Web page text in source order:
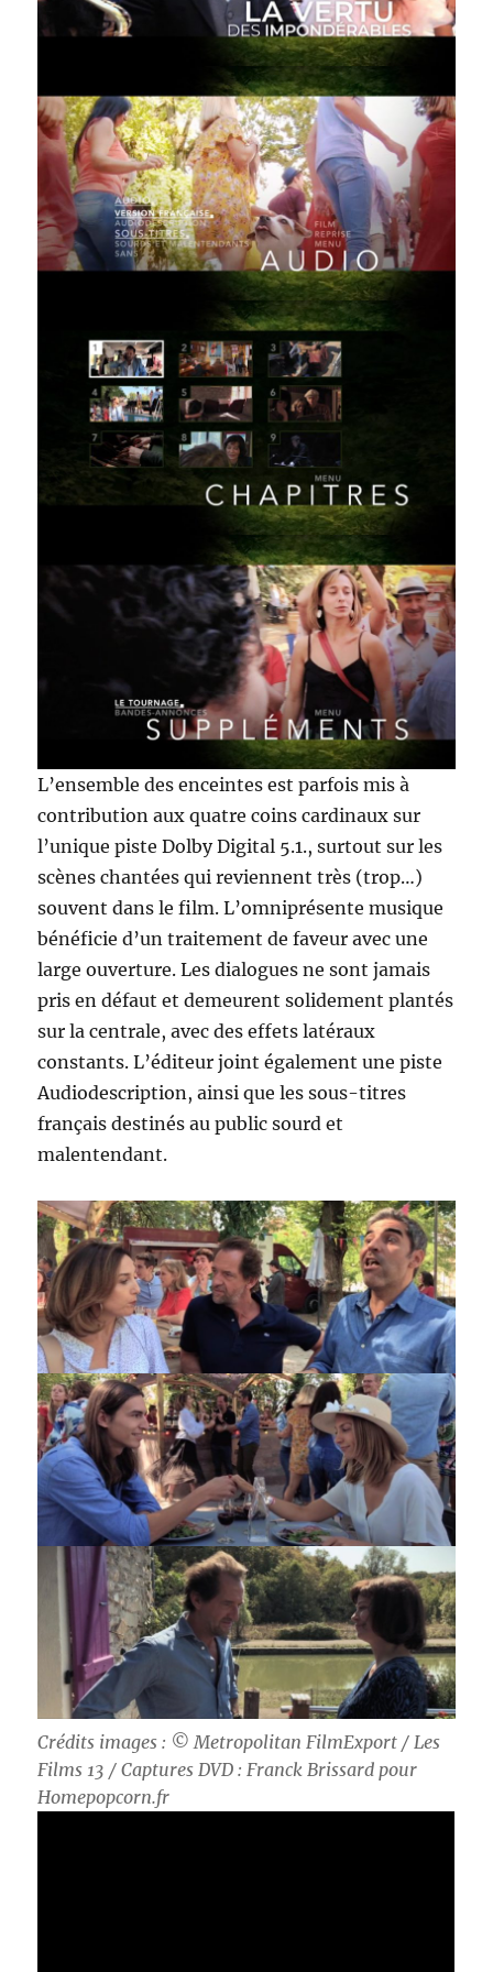
L’ensemble des enceintes est parfois mis à
contribution aux quatre coins cardinaux sur
l’unique piste Dolby Digital 5.1., surtout sur les
scènes chantées qui reviennent très (trop…)
souvent dans le film. L’omniprésente musique
bénéficie d’un traitement de faveur avec une
large ouverture. Les dialogues ne sont jamais
pris en défaut et demeurent solidement plantés
sur la centrale, avec des effets latéraux
constants. L’éditeur joint également une piste
Audiodescription, ainsi que les sous-titres
français destinés au public sourd et
malentendant.
Crédits images : © Metropolitan FilmExport / Les
Films 13 / Captures DVD : Franck Brissard pour
Homepopcorn.fr